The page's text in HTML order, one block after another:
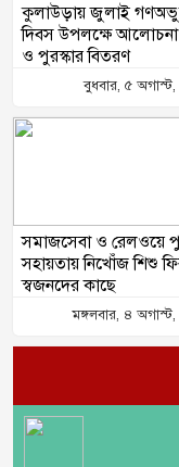
কুলাউড়ায় জুলাই
দিবস উপলক্ষে
ও পুরস্কার বিতরণ
বুধবার, ৫
সমাজসেবা ও রেলওয়ে
সহায়তায় নিখোঁজ শিশু
স্বজনদের কাছে
মঙ্গলবার, ৪